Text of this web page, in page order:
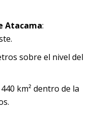
Atacama:
sobre el nivel del
km² dentro de la